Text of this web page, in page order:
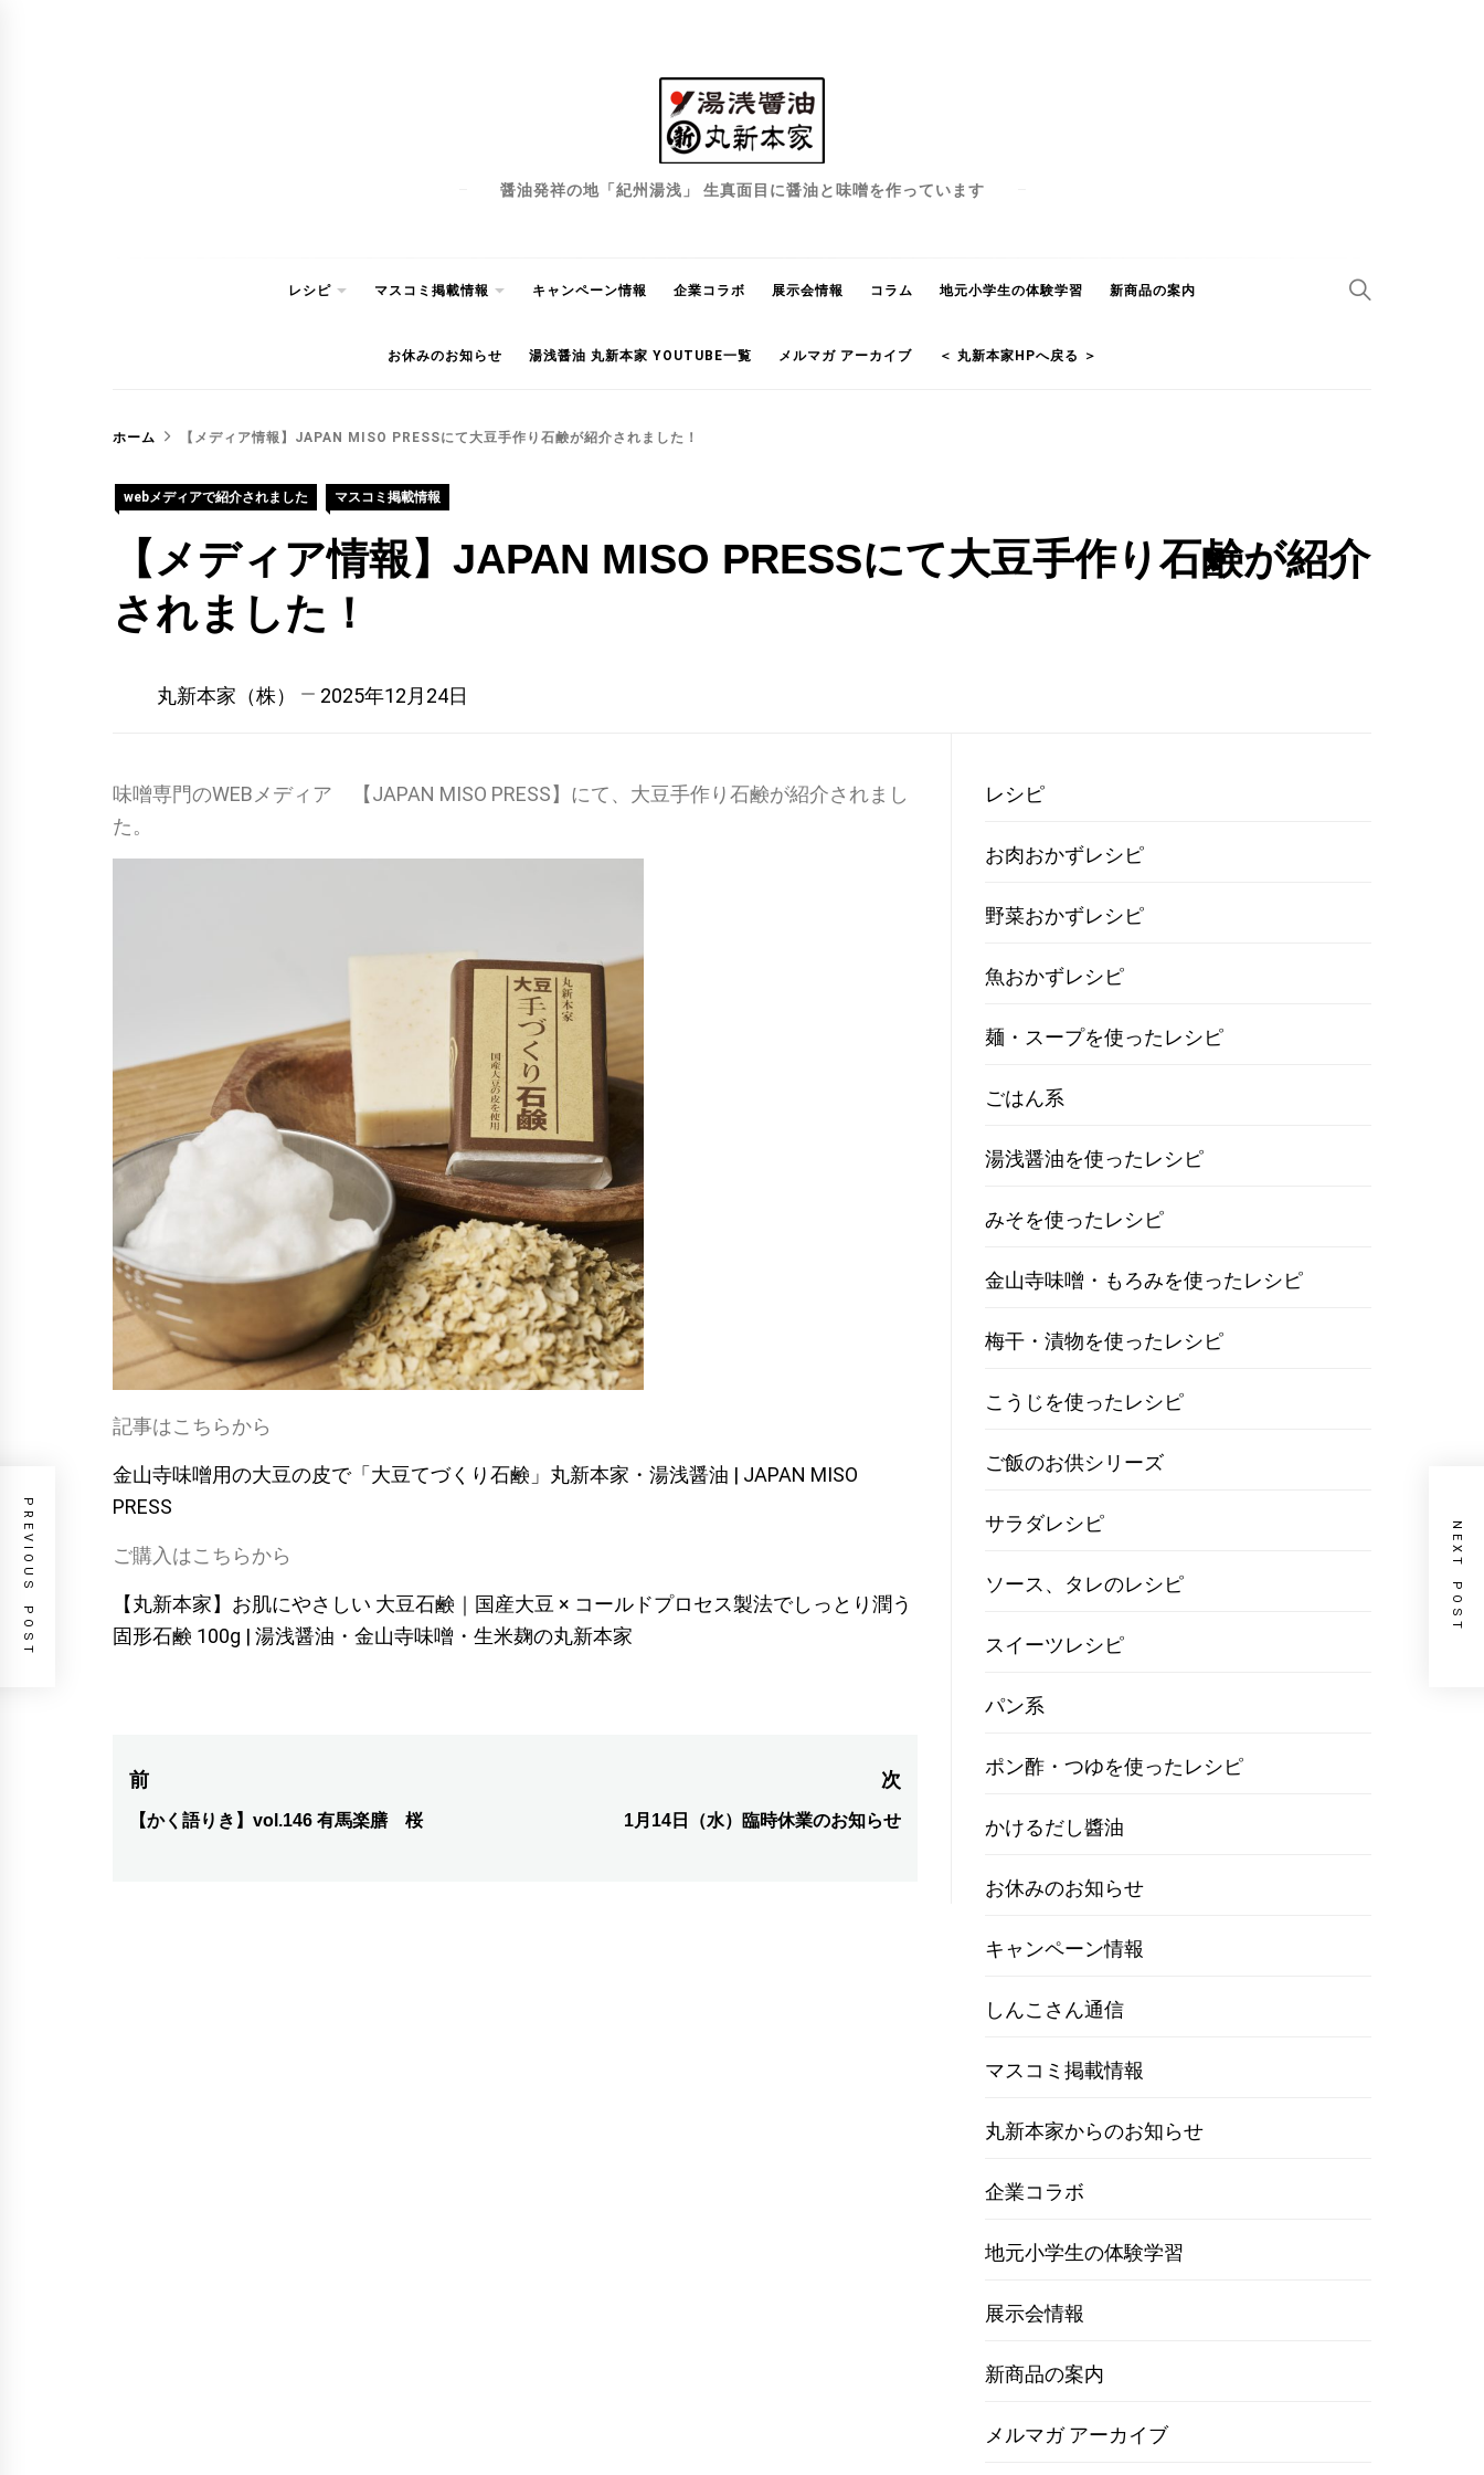
醤油発祥の地「紀州湯浅」 生真面目に醤油と味噌を作っています
レシピ マスコミ掲載情報 キャンペーン情報 企業コラボ 展示会情報 コラム 地元小学生の体験学習 新商品の案内
お休みのお知らせ 湯浅醤油 丸新本家 YOUTUBE一覧 メルマガ アーカイブ ＜ 丸新本家HPへ戻る ＞
ホーム 【メディア情報】JAPAN MISO PRESSにて大豆手作り石鹸が紹介されました！
webメディアで紹介されました マスコミ掲載情報
【メディア情報】JAPAN MISO PRESSにて大豆手作り石鹸が紹介
されました！
丸新本家（株） 2025年12月24日
味噌専門のWEBメディア 【JAPAN MISO PRESS】にて、大豆手作り石鹸が紹介されまし
た。
記事はこちらから
金山寺味噌用の大豆の皮で「大豆てづくり石鹸」丸新本家・湯浅醤油 | JAPAN MISO
PRESS
ご購入はこちらから
【丸新本家】お肌にやさしい 大豆石鹸｜国産大豆 × コールドプロセス製法でしっとり潤う
固形石鹸 100g | 湯浅醤油・金山寺味噌・生米麹の丸新本家
投
稿
前
前
【かく語りき】vol.146 有馬楽膳 桜
次
次
1月14日（水）臨時休業のお知らせ
PREVIOUS POST NEXT POST
レシピ
お肉おかずレシピ
野菜おかずレシピ
魚おかずレシピ
麺・スープを使ったレシピ
ごはん系
湯浅醤油を使ったレシピ
みそを使ったレシピ
金山寺味噌・もろみを使ったレシピ
梅干・漬物を使ったレシピ
こうじを使ったレシピ
ご飯のお供シリーズ
サラダレシピ
ソース、タレのレシピ
スイーツレシピ
パン系
ポン酢・つゆを使ったレシピ
かけるだし醬油
お休みのお知らせ
キャンペーン情報
しんこさん通信
マスコミ掲載情報
丸新本家からのお知らせ
企業コラボ
地元小学生の体験学習
展示会情報
新商品の案内
メルマガ アーカイブ